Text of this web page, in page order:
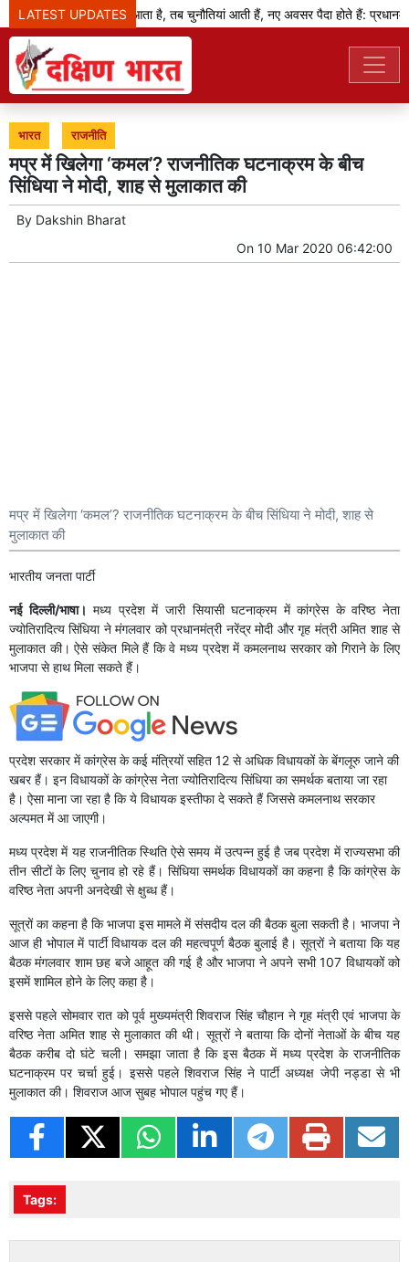
LATEST UPDATES
जब बदलाव का दौर आता है, तब चुनौतियां आती हैं, नए अवसर पैदा होते हैं:
भारत राजनीति
मप्र में खिलेगा ‘कमल’? राजनीतिक घटनाक्रम के बीच
सिंधिया ने मोदी, शाह से मुलाकात की
By Dakshin Bharat
On 10 Mar 2020 06:42:00
मप्र में खिलेगा ‘कमल’? राजनीतिक घटनाक्रम के बीच सिंधिया ने मोदी, शाह से
मुलाकात की
भारतीय जनता पार्टी
नई दिल्ली/भाषा। मध्य प्रदेश में जारी सियासी घटनाक्रम में कांग्रेस के वरिष्ठ नेता
ज्योतिरादित्य सिंधिया ने मंगलवार को प्रधानमंत्री नरेंद्र मोदी और गृह मंत्री अमित शाह से
मुलाकात की। ऐसे संकेत मिले हैं कि वे मध्य प्रदेश में कमलनाथ सरकार को गिराने के लिए
भाजपा से हाथ मिला सकते हैं।
प्रदेश सरकार में कांग्रेस के कई मंत्रियों सहित 12 से अधिक विधायकों के बेंगलूरु जाने की
खबर हैं। इन विधायकों के कांग्रेस नेता ज्योतिरादित्य सिंधिया का समर्थक बताया जा रहा
है। ऐसा माना जा रहा है कि ये विधायक इस्तीफा दे सकते हैं जिससे कमलनाथ सरकार
अल्पमत में आ जाएगी।
मध्य प्रदेश में यह राजनीतिक स्थिति ऐसे समय में उत्पन्न हुई है जब प्रदेश में राज्यसभा की
तीन सीटों के लिए चुनाव हो रहे हैं। सिंधिया समर्थक विधायकों का कहना है कि कांग्रेस के
वरिष्ठ नेता अपनी अनदेखी से क्षुब्ध हैं।
सूत्रों का कहना है कि भाजपा इस मामले में संसदीय दल की बैठक बुला सकती है। भाजपा ने
आज ही भोपाल में पार्टी विधायक दल की महत्वपूर्ण बैठक बुलाई है। सूत्रों ने बताया कि यह
बैठक मंगलवार शाम छह बजे आहूत की गई है और भाजपा ने अपने सभी 107 विधायकों को
इसमें शामिल होने के लिए कहा है।
इससे पहले सोमवार रात को पूर्व मुख्यमंत्री शिवराज सिंह चौहान ने गृह मंत्री एवं भाजपा के
वरिष्ठ नेता अमित शाह से मुलाकात की थी। सूत्रों ने बताया कि दोनों नेताओं के बीच यह
बैठक करीब दो घंटे चली। समझा जाता है कि इस बैठक में मध्य प्रदेश के राजनीतिक
घटनाक्रम पर चर्चा हुई। इससे पहले शिवराज सिंह ने पार्टी अध्यक्ष जेपी नड्डा से भी
मुलाकात की। शिवराज आज सुबह भोपाल पहुंच गए हैं।
Tags: